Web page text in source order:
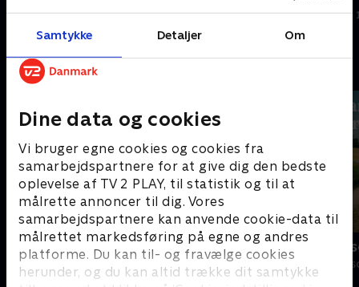
Samtykke Detaljer Om
Dine data og cookies
Vi bruger egne cookies og cookies fra
samarbejdspartnere for at give dig den bedste
oplevelse af TV 2 PLAY, til statistik og til at
målrette annoncer til dig. Vores
samarbejdspartnere kan anvende cookie-data til
målrettet markedsføring på egne og andres
platforme. Du kan til- og fravælge cookies
herunder, og du kan altid trække dit samtykke
8. juni 2026 • 63 min 15. juni 2026 • 63 min
Andre så også
Forræder
Reality • 4 sæsoner
Landmand
Reality • 13